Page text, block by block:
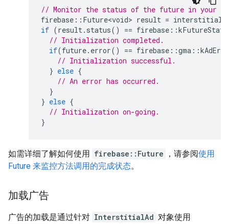
// Monitor the status of the future in your
firebase :: Future<void> result =
if (result. status() == firebase ::
// Initialization completed.
if(future. error() == firebase ::gma ::
// Initialization successful.
} else {
// An error has occurred.
}
} else {
// Initialization on-going.
}
如需详细了解如何使用 firebase::Future ，请参阅使用
Future 来监控方法调用的完成状态。
加载广告
广告的加载是通过针对 InterstitialAd 对象使用